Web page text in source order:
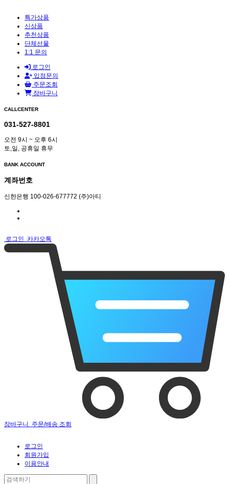
특가상품
신상품
추천상품
단체선물
1:1 문의
로그인
입점문의
주문조회
장바구니
CALLCENTER
031-527-8801
오전 9시 ~ 오후 6시
토,일, 공휴일 휴무
BANK ACCOUNT
계좌번호
신한은행 100-026-677772 (주)아티
로그인 카카오톡
장바구니 주문/배송 조회
로그인
회원가입
이용안내